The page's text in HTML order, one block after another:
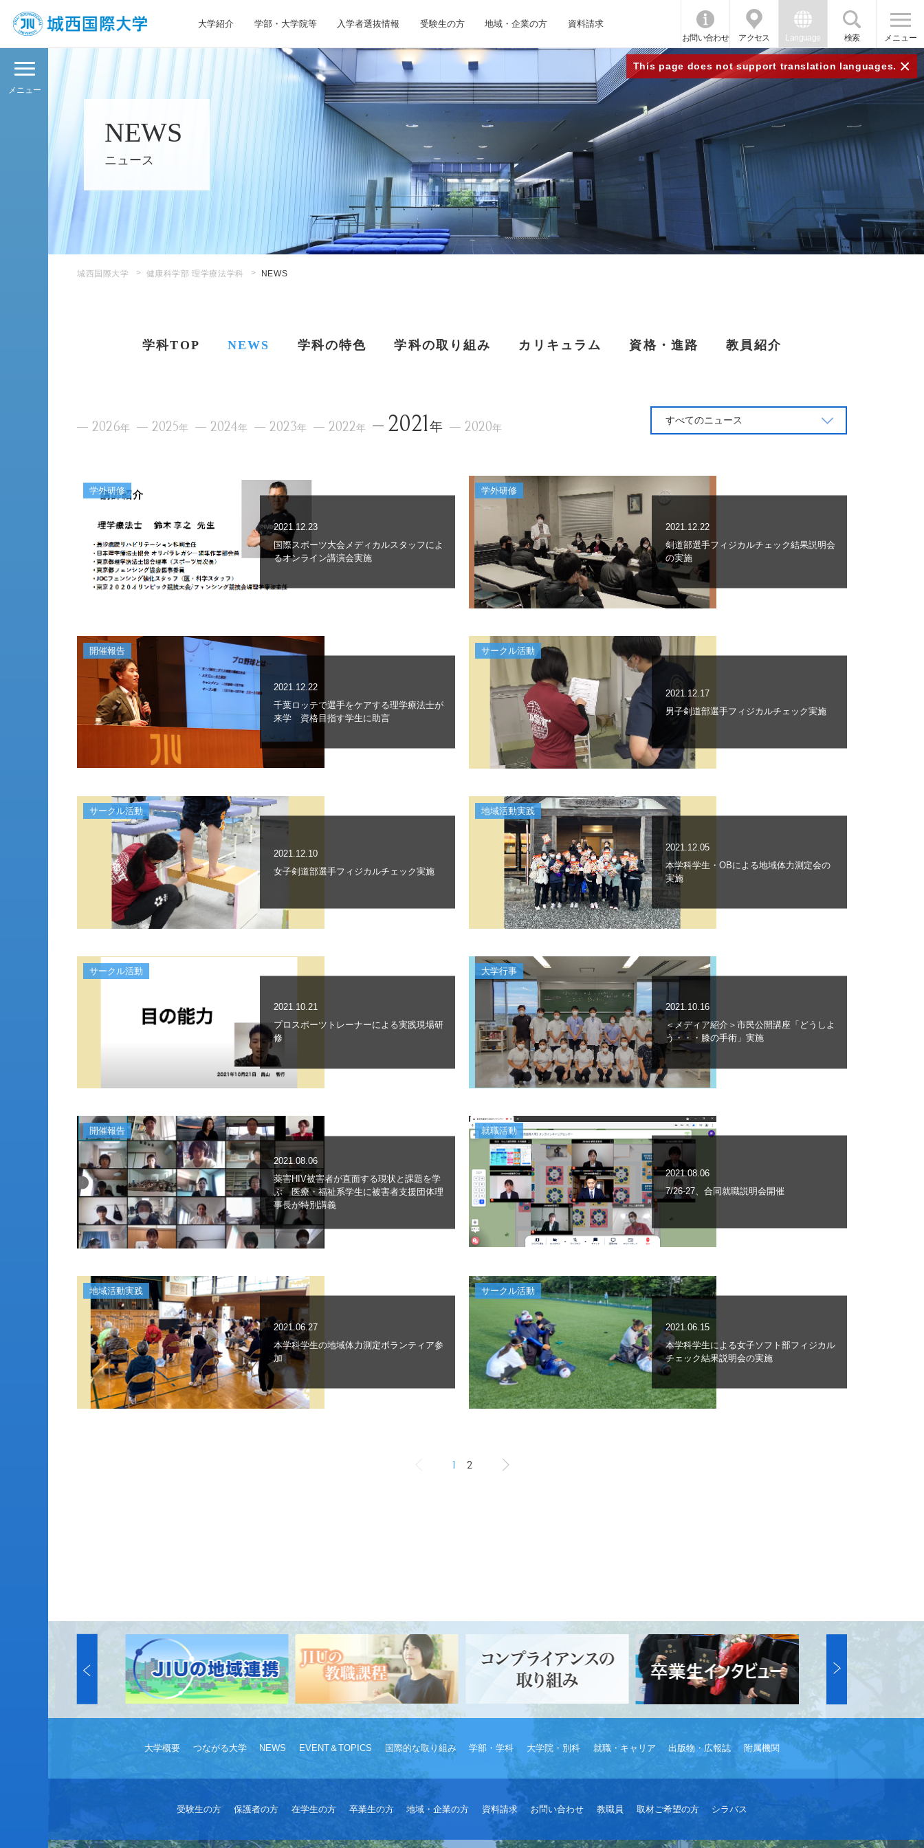
大学紹介 学部・大学院等 入学者選抜情報 受験生の方 地域・企業の方 資料請求
お問い合わせ アクセス Language 検索 メニュー
This page does not support translation languages. ×
メニュー
NEWS
ニュース
城西国際大学 健康科学部 理学療法学科 NEWS
学科TOP NEWS 学科の特色 学科の取り組み カリキュラム 資格・進路 教員紹介
2026年 2025年 2024年 2023年 2022年 2021年 2020年
すべてのニュース
学外研修
2021.12.23
国際スポーツ大会メディカルスタッフによ
るオンライン講演会実施
学外研修
2021.12.22
剣道部選手フィジカルチェック結果説明会
の実施
開催報告
2021.12.22
千葉ロッテで選手をケアする理学療法士が
来学 資格目指す学生に助言
サークル活動
2021.12.17
男子剣道部選手フィジカルチェック実施
サークル活動
2021.12.10
女子剣道部選手フィジカルチェック実施
地域活動実践
2021.12.05
本学科学生・OBによる地域体力測定会の
実施
サークル活動
2021.10.21
プロスポーツトレーナーによる実践現場研
修
大学行事
2021.10.16
＜メディア紹介＞市民公開講座「どうしよ
う・・・膝の手術」実施
開催報告
2021.08.06
薬害HIV被害者が直面する現状と課題を学
ぶ 医療・福祉系学生に被害者支援団体理
事長が特別講義
就職活動
2021.08.06
7/26-27、合同就職説明会開催
地域活動実践
2021.06.27
本学科学生の地域体力測定ボランティア参
加
サークル活動
2021.06.15
本学科学生による女子ソフト部フィジカル
チェック結果説明会の実施
1 2
大学概要 つながる大学 NEWS EVENT＆TOPICS 国際的な取り組み 学部・学科 大学院・別科 就職・キャリア 出版物・広報誌 附属機関
受験生の方 保護者の方 在学生の方 卒業生の方 地域・企業の方 資料請求 お問い合わせ 教職員 取材ご希望の方 シラバス